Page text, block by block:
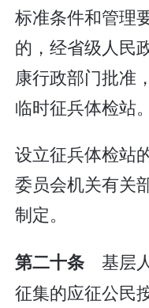
标准条件和管理
的，经省级人民
康行政部门批准
临时征兵体检站。
设立征兵体检站
委员会机关有关
制定。
第二十条 基层
征集的应征公民